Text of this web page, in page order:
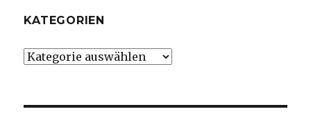
KATEGORIEN
Kategorien